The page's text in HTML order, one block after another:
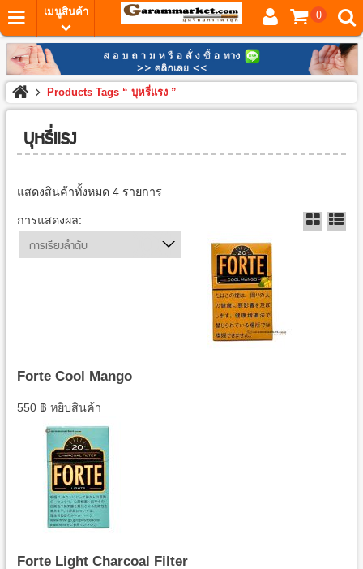
เมนูสินค้า 0
Products Tags “ บุหรี่แรง ”
บุหรี่แรง
แสดงสินค้าทั้งหมด 4 รายการ
การแสดงผล:
การเรียงลำดับ
Forte Cool Mango
550 ฿ หยิบสินค้า
Forte Light Charcoal Filter